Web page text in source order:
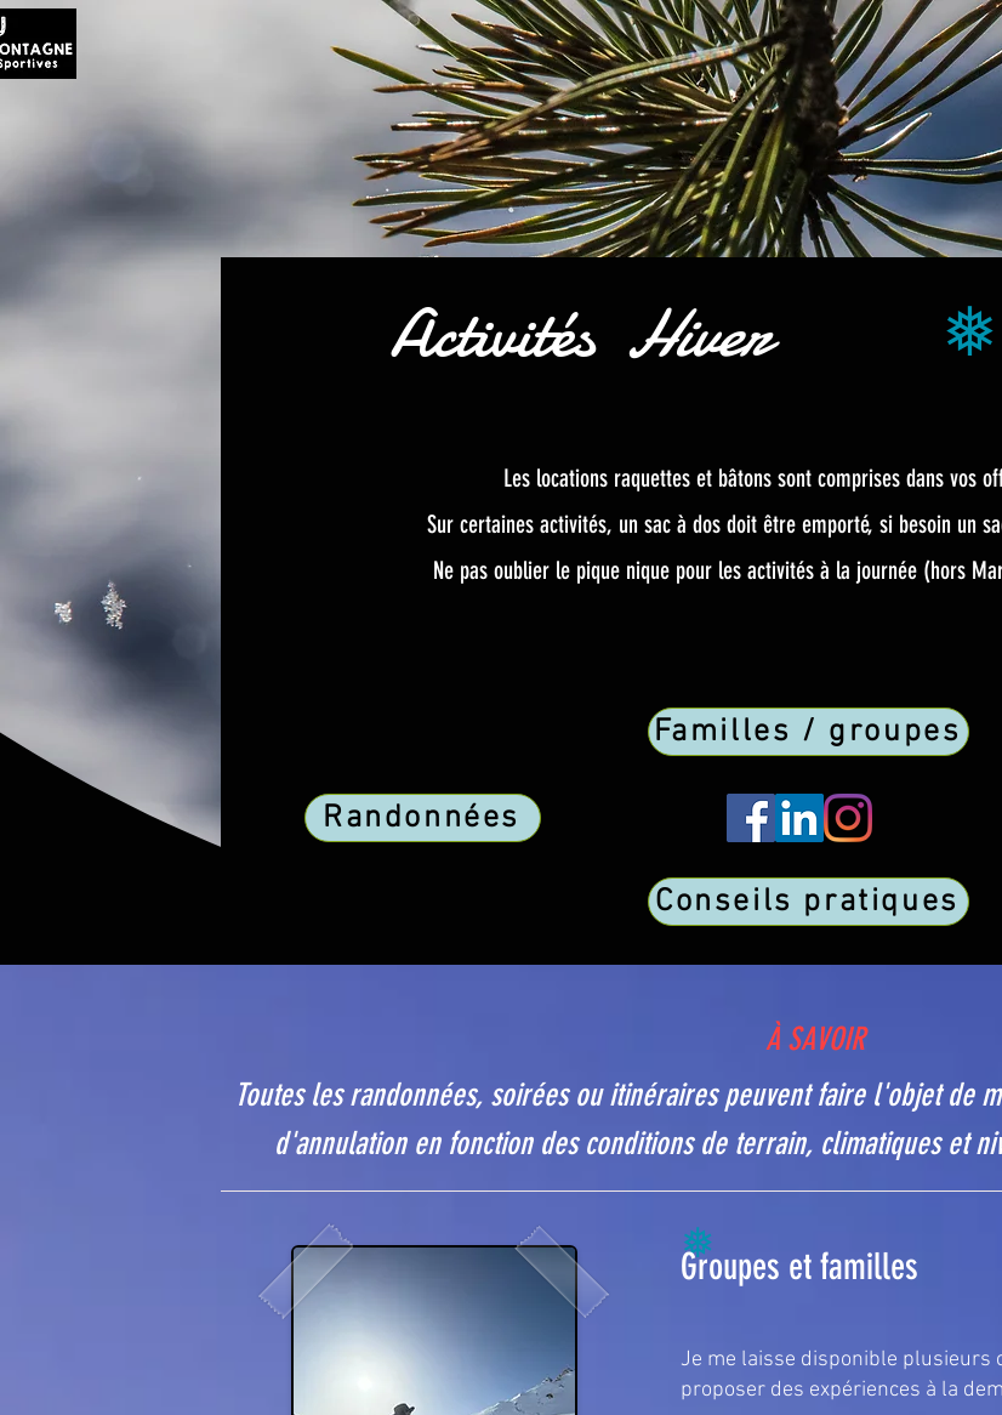
Familles / groupes
Randonnées
Conseils pratiques
Activités Hiver ❅
Les locations raquettes et bâtons sont comprises dans vos
Sur certaines activités, un sac à dos doit être emporté, si besoin un
Ne pas oublier le pique nique pour les activités à la journée (hors
À SAVOIR
Toutes les randonnées, soirées ouitinéraires peuvent faire l'objet de
d'annulation en fonction des conditions de terrain, climatiques et
❅
Groupes et familles
Je me laisse disponible plusieurs
proposer des expériences à la